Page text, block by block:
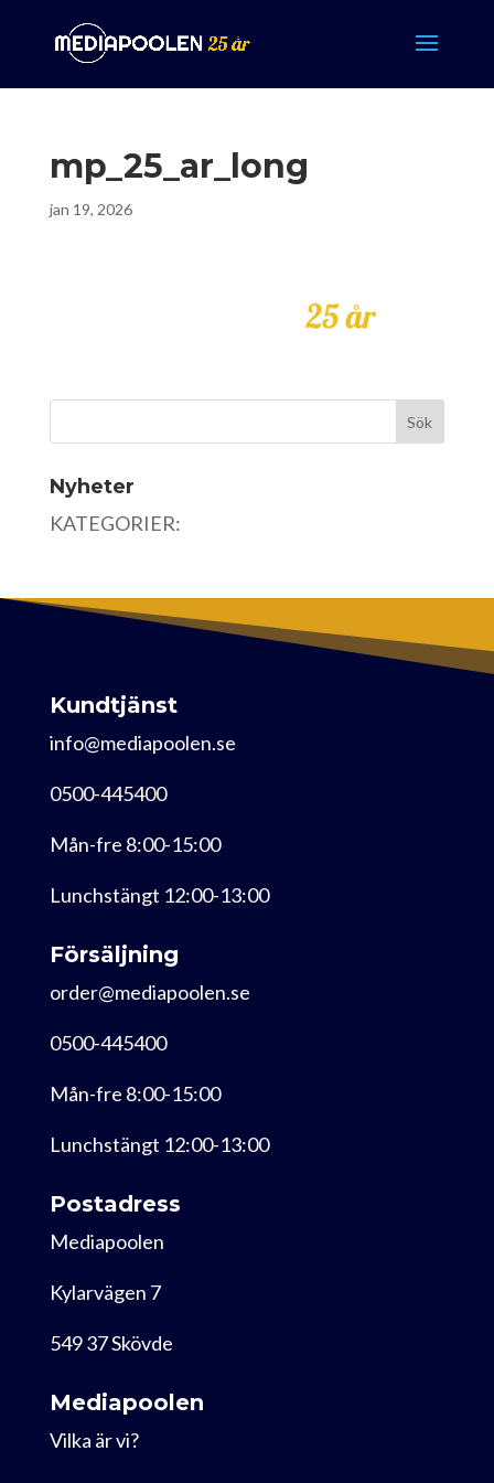
mp_25_ar_long
jan 19, 2026
Nyheter
KATEGORIER:
Kundtjänst
info@mediapoolen.se
0500-445400
Mån-fre 8:00-15:00
Lunchstängt 12:00-13:00
Försäljning
order@mediapoolen.se
0500-445400
Mån-fre 8:00-15:00
Lunchstängt 12:00-13:00
Postadress
Mediapoolen
Kylarvägen 7
549 37 Skövde
Mediapoolen
Vilka är vi?